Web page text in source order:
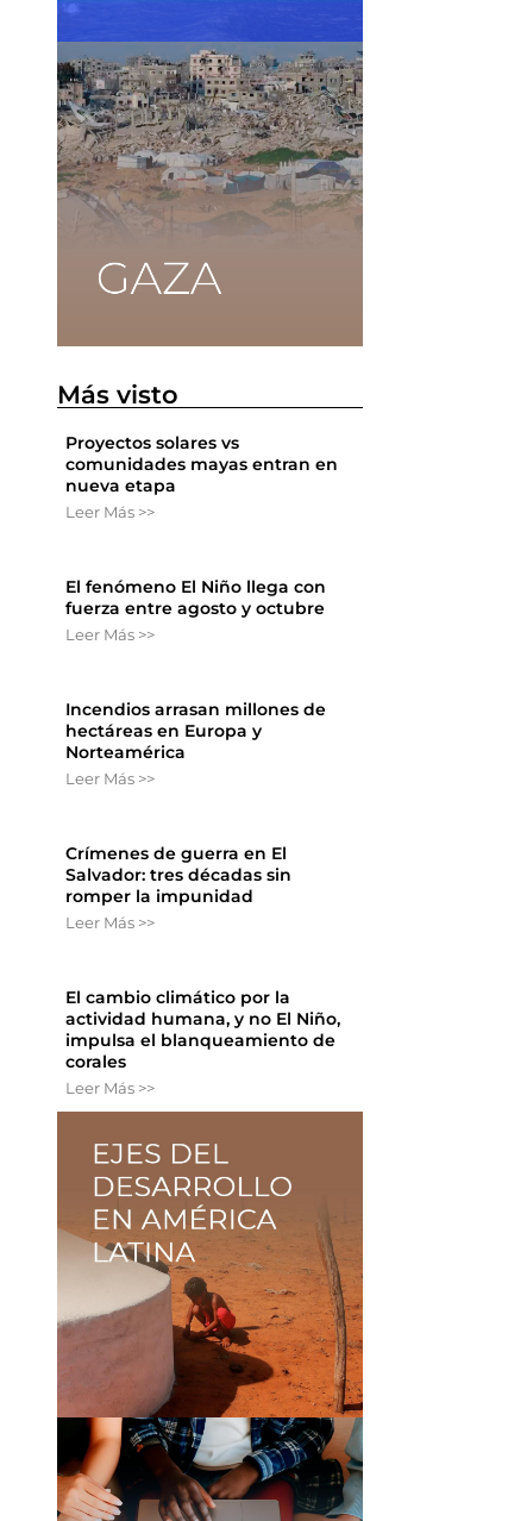
Más visto
Proyectos solares vs
comunidades mayas entran en
nueva etapa
Leer Más >>
El fenómeno El Niño llega con
fuerza entre agosto y octubre
Leer Más >>
Incendios arrasan millones de
hectáreas en Europa y
Norteamérica
Leer Más >>
Crímenes de guerra en El
Salvador: tres décadas sin
romper la impunidad
Leer Más >>
El cambio climático por la
actividad humana, y no El Niño,
impulsa el blanqueamiento de
corales
Leer Más >>